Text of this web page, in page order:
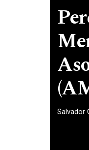
Salvador